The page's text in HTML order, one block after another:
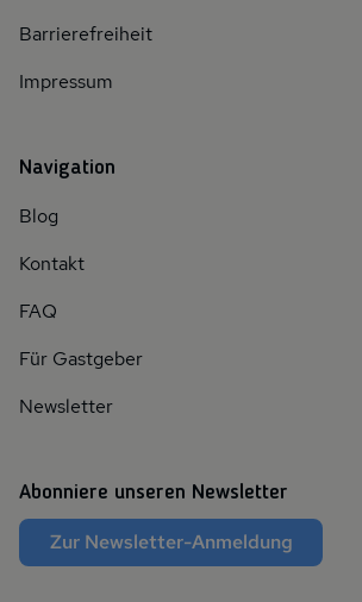
Barrierefreiheit
Impressum
Navigation
Blog
Kontakt
FAQ
Für Gastgeber
Newsletter
Abonniere unseren Newsletter
Zur Newsletter-Anmeldung